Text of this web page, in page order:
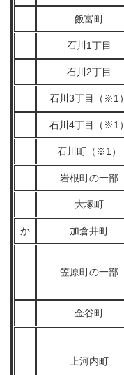
飯富町
石川1丁目
石川2丁目
石川3丁目（※1）
石川4丁目（※1）
石川町（※1）
岩根町の一部
大塚町
か 加倉井町
笠原町の一部
金谷町
上河内町